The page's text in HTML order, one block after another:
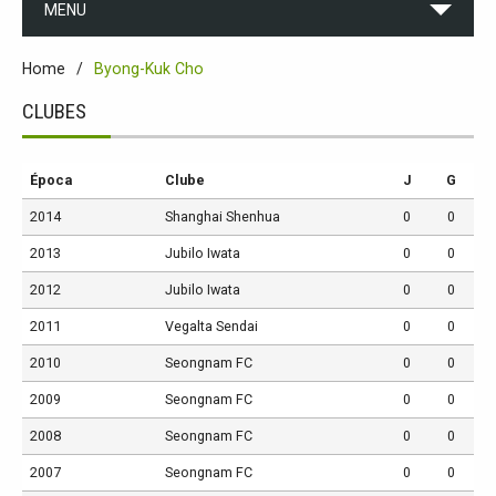
MENU
Home Byong-Kuk Cho
CLUBES
Época Clube J G
2014 Shanghai Shenhua 0 0
2013 Jubilo Iwata 0 0
2012 Jubilo Iwata 0 0
2011 Vegalta Sendai 0 0
2010 Seongnam FC 0 0
2009 Seongnam FC 0 0
2008 Seongnam FC 0 0
2007 Seongnam FC 0 0